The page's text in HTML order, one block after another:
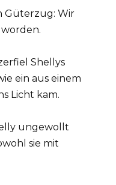
Güterzug: Wir
Shellys
ein aus einem
Licht kam.
ungewollt
sie mit